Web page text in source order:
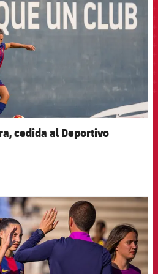
cedida al Deportivo
FCB Barcelona badge